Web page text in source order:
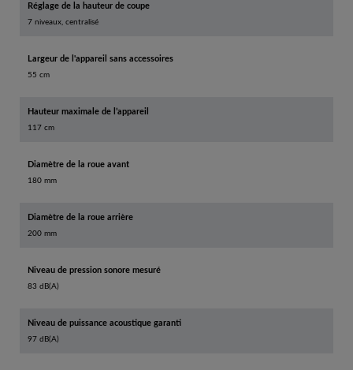
Réglage de la hauteur de coupe
7 niveaux, centralisé
Largeur de l'appareil sans accessoires
55 cm
Hauteur maximale de l’appareil
117 cm
Diamètre de la roue avant
180 mm
Diamètre de la roue arrière
200 mm
Niveau de pression sonore mesuré
83 dB(A)
Niveau de puissance acoustique garanti
97 dB(A)